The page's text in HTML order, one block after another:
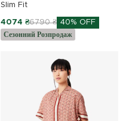
Slim Fit
4074 ₴6790 ₴ 40% OFF
Сезонний Розпродаж